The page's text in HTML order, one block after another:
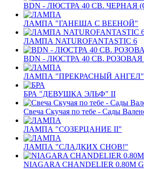
BDN - ЛЮСТРА 40 СВ. ЧЕРНАЯ
ЛАМПА "ГАНЕША С ВЕЕНОЙ"
ЛАМПА NATUROFANTASTIC 6
BDN - ЛЮСТРА 40 СВ. РОЗОВАЯ
ЛАМПА "ПРЕКРАСНЫЙ АНГЕЛ"
БРА "ДЕВУШКА ЭЛЬФ" II
Свеча Скучая по тебе - Сады
ЛАМПА "СОЗЕРЦАНИЕ II"
ЛАМПА "СЛАДКИХ СНОВ!"
NIAGARA CHANDELIER 0.80M